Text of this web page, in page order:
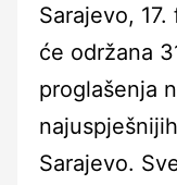
Sarajevo,
će održana
proglašenja
Sarajevo.